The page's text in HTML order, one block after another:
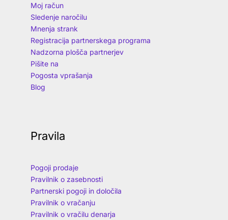
Moj račun
Sledenje naročilu
Mnenja strank
Registracija partnerskega programa
Nadzorna plošča partnerjev
Pišite na
Pogosta vprašanja
Blog
Pravila
Pogoji prodaje
Pravilnik o zasebnosti
Partnerski pogoji in določila
Pravilnik o vračanju
Pravilnik o vračilu denarja